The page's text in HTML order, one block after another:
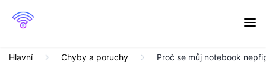
Hlavní Chyby a poruchy Proč se můj notebook